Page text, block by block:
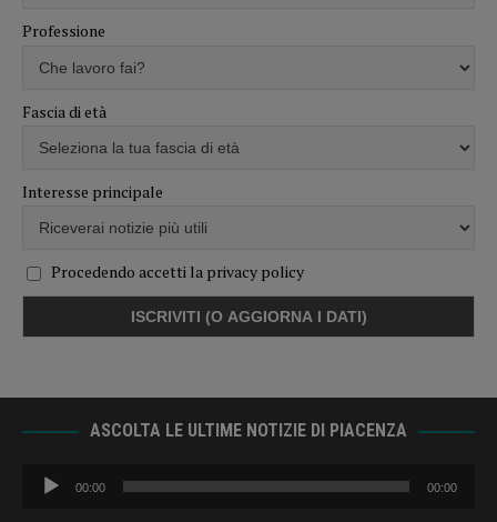
Professione
Fascia di età
Interesse principale
Procedendo accetti la privacy policy
ASCOLTA LE ULTIME NOTIZIE DI PIACENZA
Audio
Player
00:00 00:00